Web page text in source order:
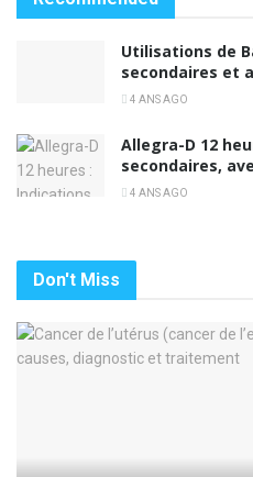
Utilisations de
secondaires et
4 ANS AGO
Allegra-D 12
secondaires,
4 ANS AGO
Don't Miss